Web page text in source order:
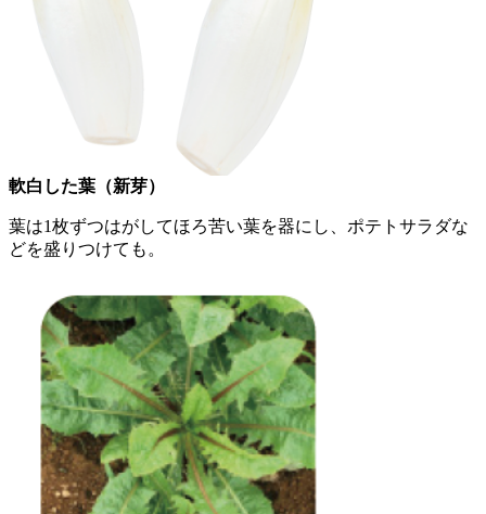
軟白した葉（新芽）
葉は1枚ずつはがしてほろ苦い葉を器にし、ポテトサラダな
どを盛りつけても。